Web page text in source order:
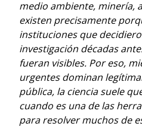
medio ambiente, minería,
existen precisamente
instituciones que
investigación décadas
fueran visibles. Por eso,
urgentes dominan
pública, la ciencia suele
cuando es una de las
para resolver muchos de